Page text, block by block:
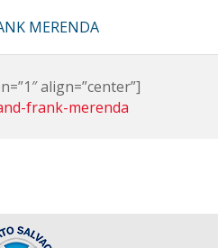
MERENDA
align=”center”]
frank-merenda